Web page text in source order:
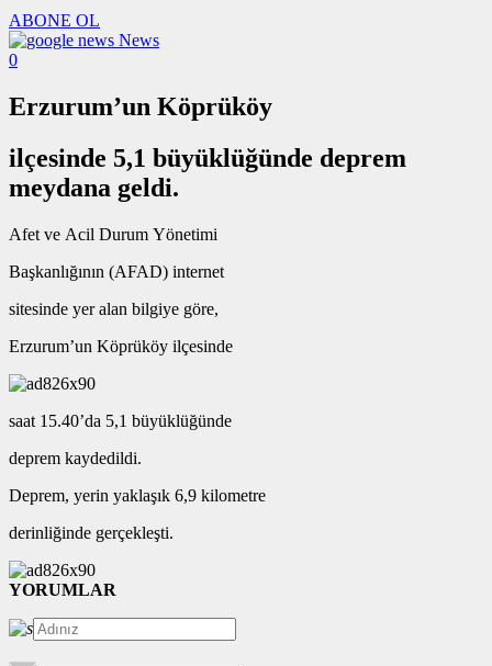
ABONE OL
News
0
Erzurum’un Köprüköy
ilçesinde 5,1 büyüklüğünde deprem
meydana geldi.
Afet ve Acil Durum Yönetimi
Başkanlığının (AFAD) internet
sitesinde yer alan bilgiye göre,
Erzurum’un Köprüköy ilçesinde
saat 15.40’da 5,1 büyüklüğünde
deprem kaydedildi.
Deprem, yerin yaklaşık 6,9 kilometre
derinliğinde gerçekleşti.
YORUMLAR